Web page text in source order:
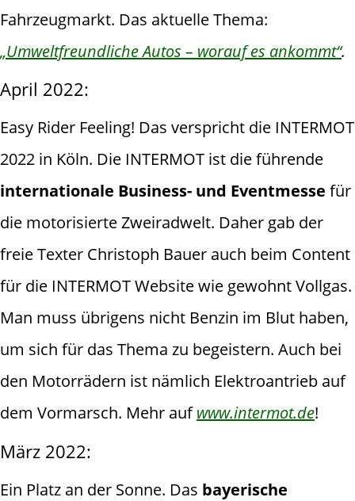
Fahrzeugmarkt. Das aktuelle Thema:
„Umweltfreundliche Autos – worauf es ankommt“.
April 2022:
Easy Rider Feeling! Das verspricht die INTERMOT
2022 in Köln. Die INTERMOT ist die führende
internationale Business- und Eventmesse für
die motorisierte Zweiradwelt. Daher gab der
freie Texter Christoph Bauer auch beim Content
für die INTERMOT Website wie gewohnt Vollgas.
Man muss übrigens nicht Benzin im Blut haben,
um sich für das Thema zu begeistern. Auch bei
den Motorrädern ist nämlich Elektroantrieb auf
dem Vormarsch. Mehr aufwww.intermot.de!
März 2022:
Ein Platz an der Sonne. Das bayerische